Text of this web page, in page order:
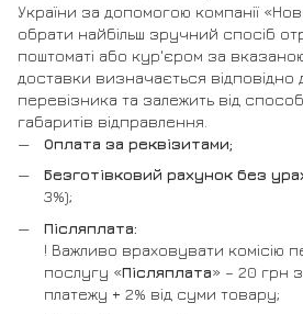
України за допомогою компанії
обрати найбільш зручний спосіб
поштоматі або кур'єром за
доставки визначається відповідно
перевізника та залежить від
габаритів відправлення.
Оплата за реквізитами;
Безготівковий рахунок без
3%);
Післяплата:
! Важливо враховувати комісію
послугу «Післяплата» – 20 грн
платежу + 2% від суми товару;